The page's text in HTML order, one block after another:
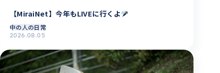
【MiraiNet】今年もLIVEに行くよ
中の人の日常
2026.08.05